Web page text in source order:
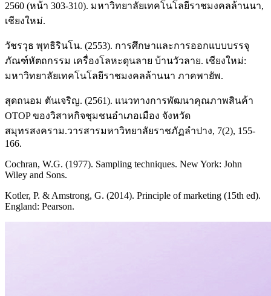
2560 (หน้า 303-310). มหาวิทยาลัยเทคโนโลยีราชมงคลล้านนา,
เชียงใหม่.
วัชรวุธ พุทธิรินโน. (2553). การศึกษาและการออกแบบบรรจุ
ภัณฑ์หัตถกรรม เครื่องโลหะดุนลาย บ้านวัวลาย. เชียงใหม่:
มหาวิทยาลัยเทคโนโลยีราชมงคลล้านนา ภาคพายัพ.
สุดถนอม ตันเจริญ. (2561). แนวทางการพัฒนาคุณภาพสินค้า
OTOP ของวิสาหกิจชุมชนอำเภอเมือง จังหวัด
สมุทรสงคราม.วารสารมหาวิทยาลัยราชภัฏลำปาง, 7(2), 155-
166.
Cochran, W.G. (1977). Sampling techniques. New York: John
Wiley and Sons.
Kotler, P. & Amstrong, G. (2014). Principle of marketing (15th ed).
England: Pearson.